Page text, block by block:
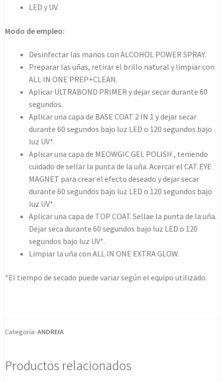
LED y UV.
Modo de empleo:
Desinfectar las manos con ALCOHOL POWER SPRAY.
Preparar las uñas, retirar el brillo natural y limpiar con
ALL IN ONE PREP+CLEAN.
Aplicar ULTRABOND PRIMER y dejar secar durante 60
segundos.
Aplicar una capa de BASE COAT 2 IN 1 y dejar secar
durante 60 segundos bajo luz LED o 120 segundos bajo
luz UV*.
Aplicar una capa de MEOWGIC GEL POLISH , teniendo
cuidado de sellar la punta de la uña. Acercar el CAT EYE
MAGNET para crear el efecto deseado y dejar secar
durante 60 segundos bajo luz LED o 120 segundos bajo
luz UV*.
Aplicar una capa de TOP COAT. Sellae la punta de la uña.
Dejar seca durante 60 segundos bajo luz LED o 120
segundos bajo luz UV*.
Limpiar la uña con ALL IN ONE EXTRA GLOW.
*El tiempo de secado puede variar según el equipo utilizado.
Categoría: ANDREIA
Productos relacionados